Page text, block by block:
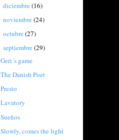
diciembre(16)
noviembre(24)
octubre(27)
septiembre(29)
Geri´s game
The Danish Poet
Presto
Lavatory
Sueños
Slowly, comes the light